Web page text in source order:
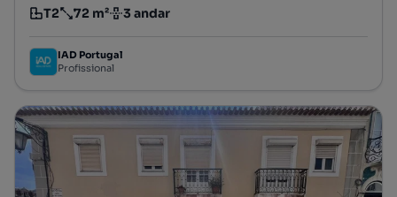
Tipologia
T2
Preço por metro quadrado
72 m²
Andar 3 andar
IAD Portugal
Profissional